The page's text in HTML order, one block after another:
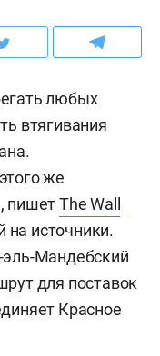
любых
втягивания
же
пишетThe Wall
на источники.
эль-Мандебский
для поставок
Красное